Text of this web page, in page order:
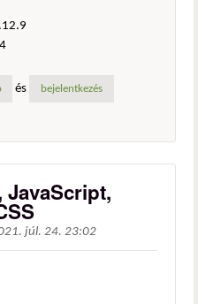
és bejelentkezés
JavaScript,
júl. 24. 23:02